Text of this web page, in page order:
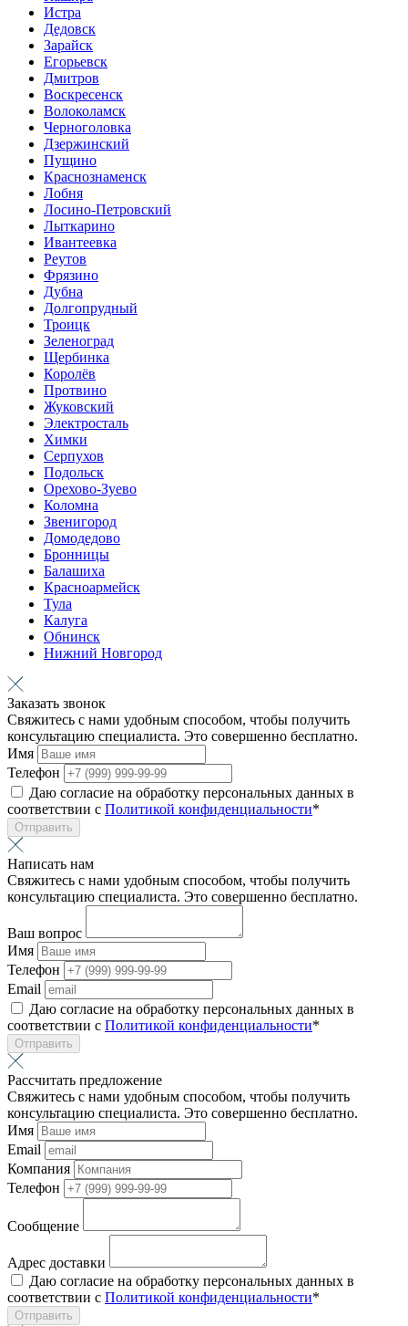
Истра
Дедовск
Зарайск
Егорьевск
Дмитров
Воскресенск
Волоколамск
Черноголовка
Дзержинский
Пущино
Краснознаменск
Лобня
Лосино-Петровский
Лыткарино
Ивантеевка
Реутов
Фрязино
Дубна
Долгопрудный
Троицк
Зеленоград
Щербинка
Королёв
Протвино
Жуковский
Электросталь
Химки
Серпухов
Подольск
Орехово-Зуево
Коломна
Звенигород
Домодедово
Бронницы
Балашиха
Красноармейск
Тула
Калуга
Обнинск
Нижний Новгород
Заказать звонок
Свяжитесь с нами удобным способом, чтобы получить
консультацию специалиста. Это совершенно бесплатно.
Имя
Телефон
Даю согласие на обработку персональных данных в
соответствии с Политикой конфиденциальности*
Отправить
Написать нам
Свяжитесь с нами удобным способом, чтобы получить
консультацию специалиста. Это совершенно бесплатно.
Ваш вопрос
Имя
Телефон
Email
Даю согласие на обработку персональных данных в
соответствии с Политикой конфиденциальности*
Отправить
Рассчитать предложение
Свяжитесь с нами удобным способом, чтобы получить
консультацию специалиста. Это совершенно бесплатно.
Имя
Email
Компания
Телефон
Сообщение
Адрес доставки
Даю согласие на обработку персональных данных в
соответствии с Политикой конфиденциальности*
Отправить